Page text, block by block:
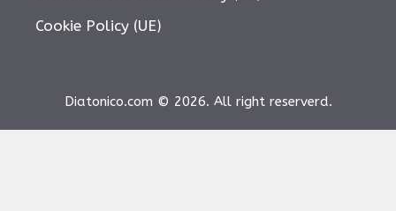
Cookie Policy (UE)
Diatonico.com © 2026. All right reserverd.